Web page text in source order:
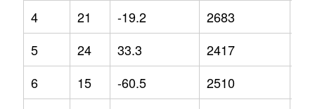
4
21 -19.2 2683
5
24 33.3 2417
6
15 -60.5 2510